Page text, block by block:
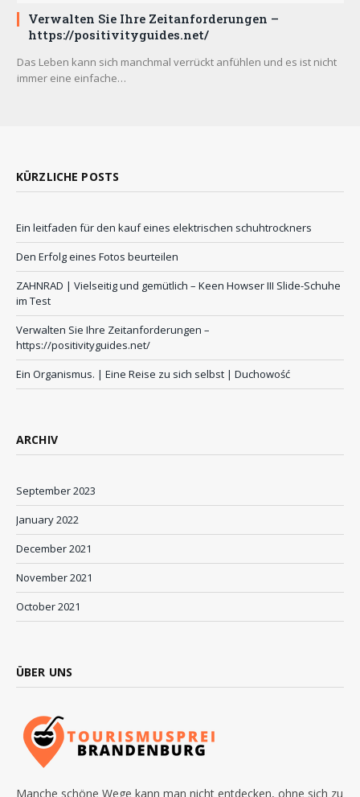
Verwalten Sie Ihre Zeitanforderungen –
https://positivityguides.net/
Das Leben kann sich manchmal verrückt anfühlen und es ist nicht
immer eine einfache…
KÜRZLICHE POSTS
Ein leitfaden für den kauf eines elektrischen schuhtrockners
Den Erfolg eines Fotos beurteilen
ZAHNRAD ​​| Vielseitig und gemütlich – Keen Howser III Slide-Schuhe
im Test
Verwalten Sie Ihre Zeitanforderungen –
https://positivityguides.net/
Ein Organismus. | Eine Reise zu sich selbst | Duchowość
ARCHIV
September 2023
January 2022
December 2021
November 2021
October 2021
ÜBER UNS
Manche schöne Wege kann man nicht entdecken, ohne sich zu